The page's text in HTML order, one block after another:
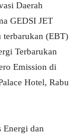
Daerah
GEDSI JET
terbarukan (EBT)
Terbarukan
Emission di
Hotel, Rabu
Energi dan